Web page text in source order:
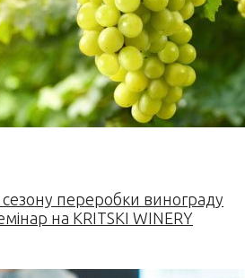
сезону переробки винограду
на KRITSKI WINERY